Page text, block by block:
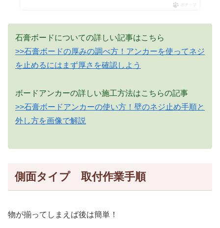
ポチップ
石膏ボードについての詳しい記事はこちら
>>石膏ボードの厚みの調べ方！アンカーを使ってネジ
を止めるにはまず厚さを確認しよう
ボードアンカーの詳しい施工方法はこちらの記事
>>石膏ボードアンカーの使い方！壁のネジ止め手順と
外し方を画像で解説
側面タイプ 取付作業手順
物が揃ってしまえば後は簡単！